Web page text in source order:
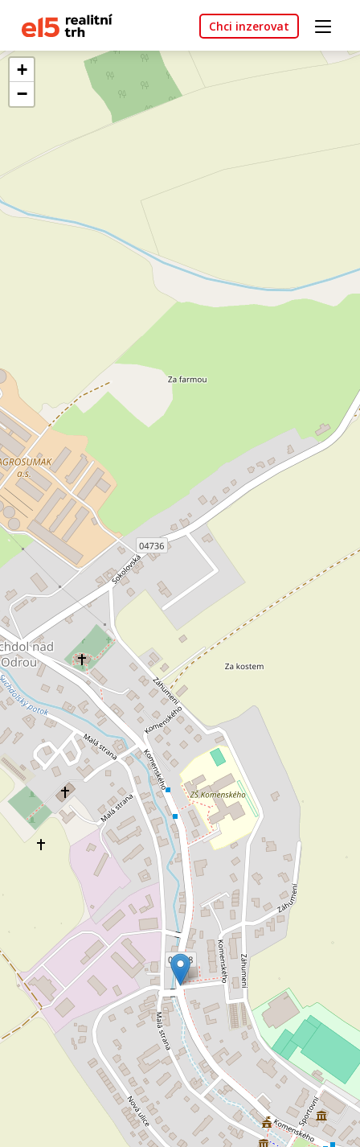
Chci inzerovat
+
−